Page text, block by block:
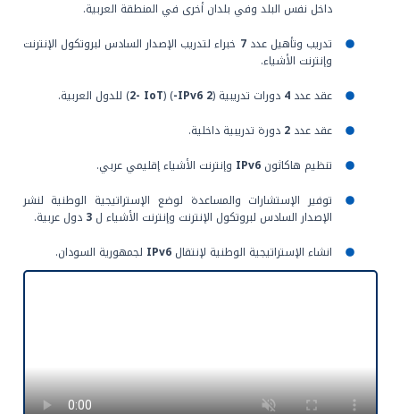
داخل نفس البلد وفي بلدان أخرى في المنطقة العربية.
تدريب وتأهيل عدد7 خبراء لتدريب الإصدار السادس لبروتكول الإنترنت
وإنترنت الأشياء.
عقد عدد 4 دورات تدريبية (2 IPv6-
) (
2- IoT) للدول العربية.
عقد عدد
دورة تدريبية داخلية.
تنظيم هاكاثون IPv6 وإنترنت الأشياء إقليمي عربي.
توفير الإستشارات والمساعدة لوضع الإستراتيجية الوطنية لنشر
الإصدار السادس لبروتكول الإنترنت وإنترنت الأشياء ل
دول عربية.
انشاء الإستراتيجية الوطنية لإنتقال IPv6 لجمهورية السودان.